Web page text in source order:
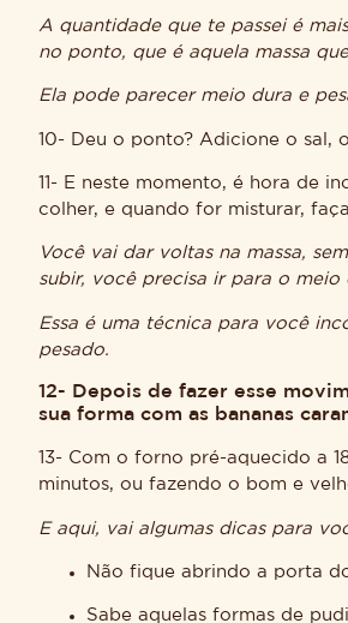
A quantidade que te passei é
no ponto, que é aquela massa
Ela pode parecer meio dura e
10- Deu o ponto? Adicione o sal,
11- E neste momento, é hora de
colher, e quando for misturar,
Você vai dar voltas na massa,
subir, você precisa ir para o meio
Essa é uma técnica para você
pesado.
12- Depois de fazer esse
sua forma com as bananas
13- Com o forno pré-aquecido a
minutos, ou fazendo o bom e
E aqui, vai algumas dicas para
Não fique abrindo a porta
Sabe aquelas formas de